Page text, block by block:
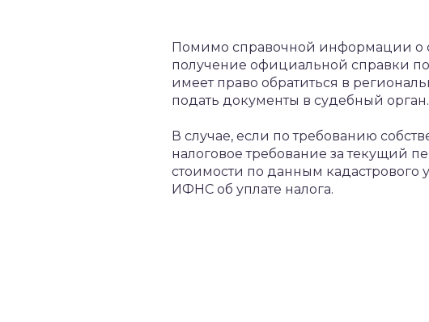
Помимо справочной информации о
получение официальной справки
имеет право обратиться в
подать документы в судебный орган.
В случае, если по требованию
налоговое требование за текущий
стоимости по данным кадастрового
ИФНС об уплате налога.